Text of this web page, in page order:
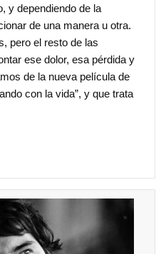
y dependiendo de la
de una manera u otra.
pero el resto de las
ese dolor, esa pérdida y
de la nueva película de
con la vida”, y que trata